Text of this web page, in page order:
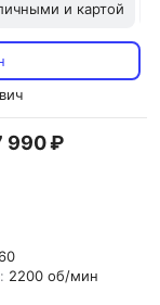
и картой
990 ₽
2200 об/мин